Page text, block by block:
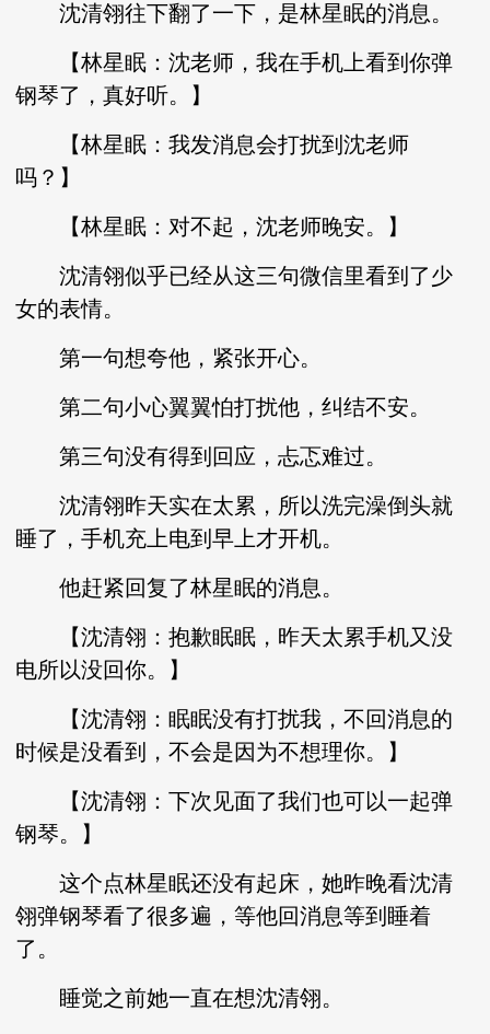
沈清翎往下翻了一下，是林星眠的消息。
【林星眠：沈老师，我在手机上看到你弹
钢琴了，真好听。】
【林星眠：我发消息会打扰到沈老师
吗？】
【林星眠：对不起，沈老师晚安。】
沈清翎似乎已经从这三句微信里看到了少
女的表情。
第一句想夸他，紧张开心。
第二句小心翼翼怕打扰他，纠结不安。
第三句没有得到回应，忐忑难过。
沈清翎昨天实在太累，所以洗完澡倒头就
睡了，手机充上电到早上才开机。
他赶紧回复了林星眠的消息。
【沈清翎：抱歉眠眠，昨天太累手机又没
电所以没回你。】
【沈清翎：眠眠没有打扰我，不回消息的
时候是没看到，不会是因为不想理你。】
【沈清翎：下次见面了我们也可以一起弹
钢琴。】
这个点林星眠还没有起床，她昨晚看沈清
翎弹钢琴看了很多遍，等他回消息等到睡着
了。
睡觉之前她一直在想沈清翎。